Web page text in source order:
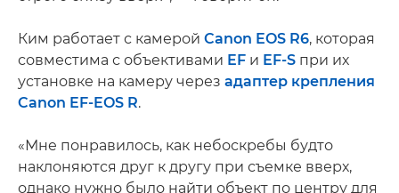
Ким работает с камерой Canon EOS R6, которая
совместима с объективами EF и EF-S при их
установке на камеру через адаптер крепления
Canon EF-EOS R.
«Мне понравилось, как небоскребы будто
наклоняются друг к другу при съемке вверх,
однако нужно было найти объект по центру для